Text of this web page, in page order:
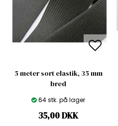
5 meter sort elastik, 35 mm
bred
64 stk. på lager
35,00DKK